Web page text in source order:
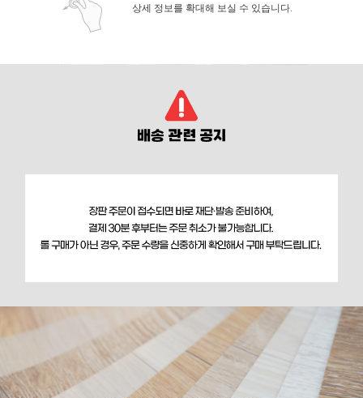
상세 정보를 확대해 보실 수 있습니다.